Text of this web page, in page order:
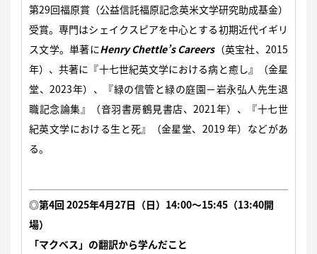
第29回福原賞（公益信託福原記念英米文学研究助成基金）
受賞。専門はシェイクスピアを中心とする初期近代イギリ
ス文学。単著にHenry Chettle’s Careers（英宝社、2015
年）、共著に『十七世紀英文学における病と癒し』（金星
堂、2023年）、『緑の信管と緑の庭園－岩永弘人先生退
職記念論集』（音羽書房鶴見書店、2021年）、『十七世
紀英文学における生と死』（金星堂、2019 年）などがあ
る。
◎第4回 2025年4月27日（日）14:00～15:45（13:40開
場）
「マクベス」の翻訳から学んだこと